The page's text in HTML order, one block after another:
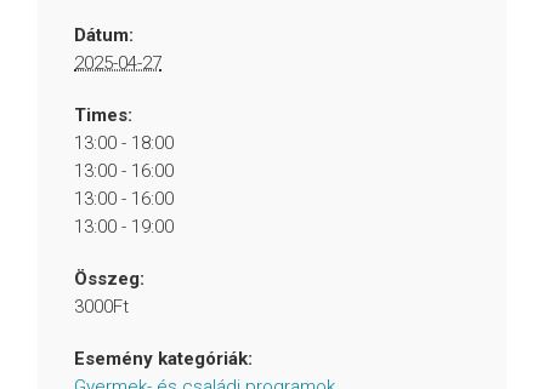
Dátum:
2025-04-27
Times:
13:00 - 18:00
13:00 - 16:00
13:00 - 16:00
13:00 - 19:00
Összeg:
3000Ft
Esemény kategóriák: